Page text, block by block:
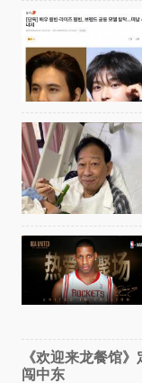
《欢迎来龙餐馆
闯中东